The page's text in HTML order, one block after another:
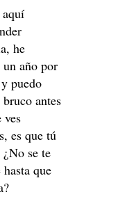
he
un año por
puedo
antes
ves
es que tú
se te
que